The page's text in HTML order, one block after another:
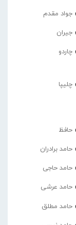
جواد مقدم
جیران
چاردو
چلیپا
حافظ
حامد برادران
حامد حاجی
حامد عرشی
حامد مطلق